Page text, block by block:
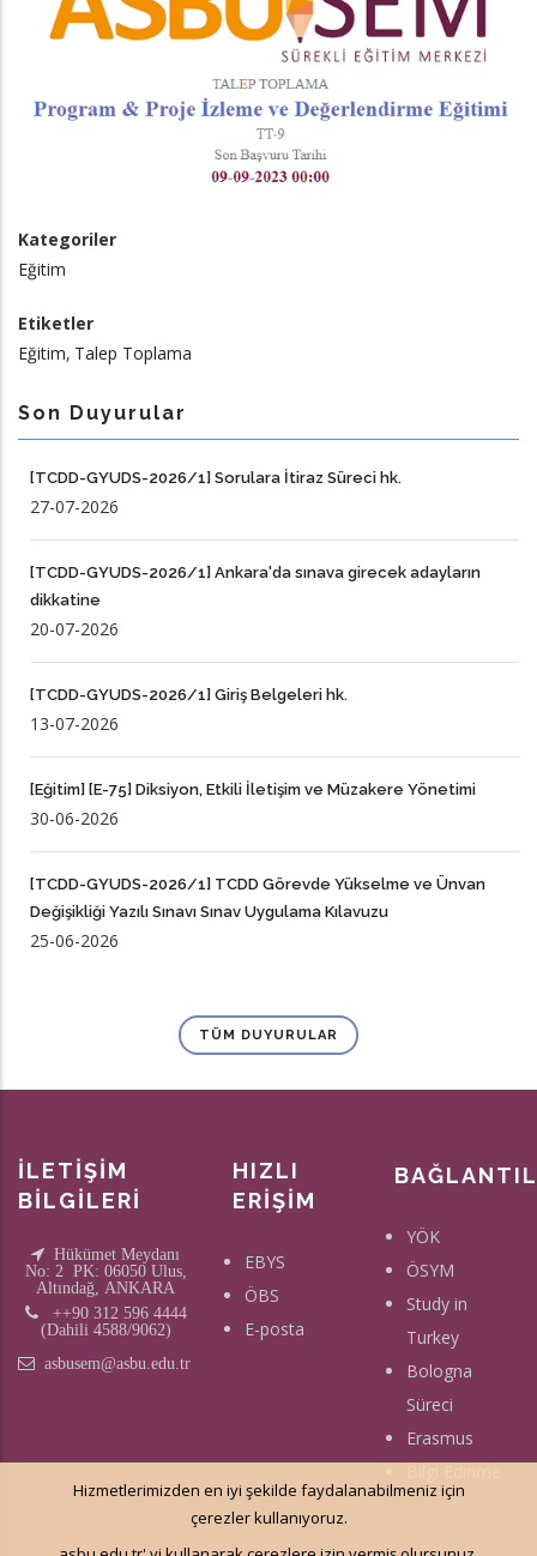
Kategoriler
Eğitim
Etiketler
Eğitim Talep Toplama
Son Duyurular
[TCDD-GYUDS-2026/1] Sorulara İtiraz Süreci hk.
27-07-2026
[TCDD-GYUDS-2026/1] Ankara'da sınava girecek adayların
dikkatine
20-07-2026
[TCDD-GYUDS-2026/1] Giriş Belgeleri hk.
13-07-2026
[Eğitim] [E-75] Diksiyon, Etkili İletişim ve Müzakere Yönetimi
30-06-2026
[TCDD-GYUDS-2026/1] TCDD Görevde Yükselme ve Ünvan
Değişikliği Yazılı Sınavı Sınav Uygulama Kılavuzu
25-06-2026
TÜM DUYURULAR
İLETİŞİM
BİLGİLERİ
Hükümet Meydanı
No: 2 PK: 06050 Ulus,
Altındağ, ANKARA
++90 312 596 4444
(Dahili 4588/9062)
asbusem@asbu.edu.tr
HIZLI
ERİŞİM
EBYS
ÖBS
E-posta
YÖK
ÖSYM
Study in
Turkey
Bologna
Süreci
Erasmus
Hizmetlerimizden en iyi şekilde faydalanabilmeniz için
çerezler kullanıyoruz.